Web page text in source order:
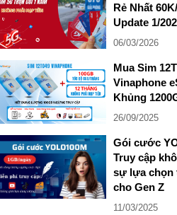
Rẻ Nhất
Update 1/
06/03/2026
Mua Sim
Vinaphone
Khủng
26/09/2025
Gói cước
Truy cập
sự lựa chọn
cho Gen Z
11/03/2025